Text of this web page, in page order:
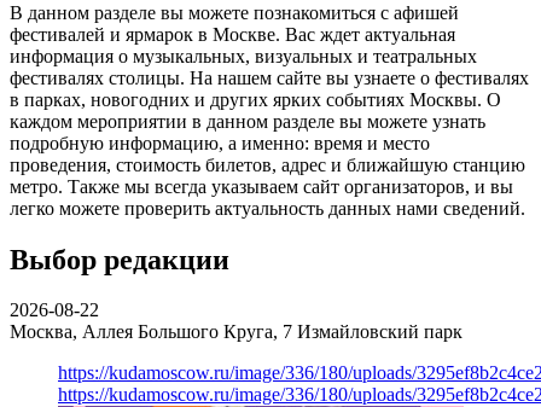
В данном разделе вы можете познакомиться с афишей
фестивалей и ярмарок в Москве. Вас ждет актуальная
информация о музыкальных, визуальных и театральных
фестивалях столицы. На нашем сайте вы узнаете о фестивалях
в парках, новогодних и других ярких событиях Москвы. О
каждом мероприятии в данном разделе вы можете узнать
подробную информацию, а именно: время и место
проведения, стоимость билетов, адрес и ближайшую станцию
метро. Также мы всегда указываем сайт организаторов, и вы
легко можете проверить актуальность данных нами сведений.
Выбор редакции
2026-08-22
Москва, Аллея Большого Круга, 7 Измайловский парк
https://kudamoscow.ru/image/336/180/uploads/
https://kudamoscow.ru/image/336/180/uploads/